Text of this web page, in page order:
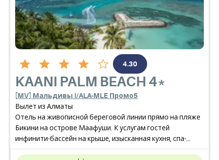
4.30
KAANI PALM BEACH 4*
[MV] Мальдивы I/ALA-MLE Промо5
Вылет из Алматы
Отель на живописной береговой линии прямо на пляже
Бикини на острове Маафуши. К услугам гостей
инфинити-бассейн на крыше, изысканная кухня, спа-
салон, тренажёрный зал и бесплатный Wi-Fi.